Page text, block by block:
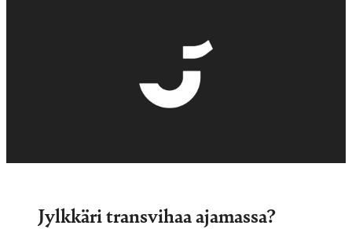
Jylkkäri transvihaa ajamassa?